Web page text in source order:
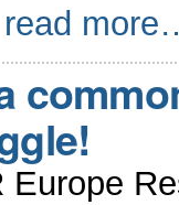
read
Europe